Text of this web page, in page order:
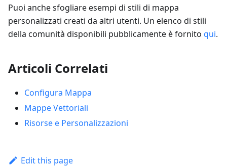
Puoi anche sfogliare esempi di stili di mappa
personalizzati creati da altri utenti. Un elenco di stili
della comunità disponibili pubblicamente è fornito qui.
Articoli Correlati
Configura Mappa
Mappe Vettoriali
Risorse e Personalizzazioni
Edit this page